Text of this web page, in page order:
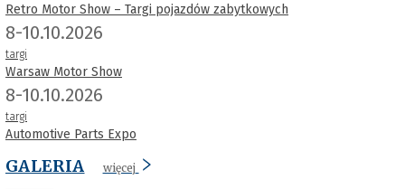
Retro Motor Show – Targi pojazdów zabytkowych
8-10.10.2026
targi
Warsaw Motor Show
8-10.10.2026
targi
Automotive Parts Expo
GALERIA więcej